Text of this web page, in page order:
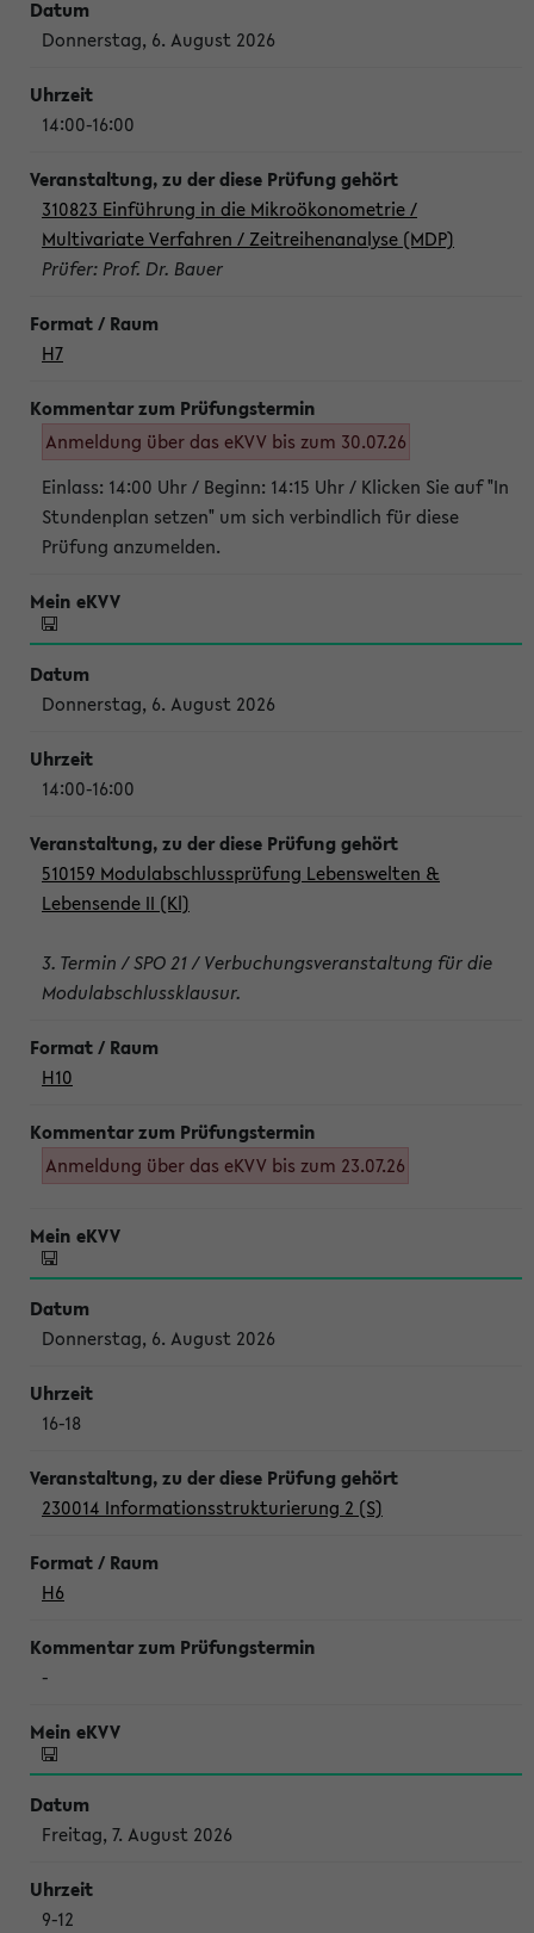
Donnerstag, 6. August 2026
14:00-16:00
310823 Einführung in die Mikroökonometrie /
Multivariate Verfahren / Zeitreihenanalyse (MDP)
Prüfer: Prof. Dr. Bauer
H7
Anmeldung über das eKVV bis zum 30.07.26
Einlass: 14:00 Uhr / Beginn: 14:15 Uhr / Klicken Sie auf "In
Stundenplan setzen" um sich verbindlich für diese
Prüfung anzumelden.
Donnerstag, 6. August 2026
14:00-16:00
510159 Modulabschlussprüfung Lebenswelten &
Lebensende II (Kl)
3. Termin / SPO 21 / Verbuchungsveranstaltung für die
Modulabschlussklausur.
H10
Anmeldung über das eKVV bis zum 23.07.26
Donnerstag, 6. August 2026
16-18
230014 Informationsstrukturierung 2 (S)
H6
-
Freitag, 7. August 2026
9-12